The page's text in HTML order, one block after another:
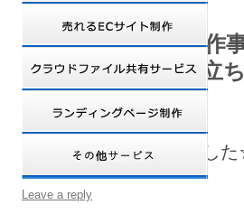
オビタスター 制作
得情報、お役立
紅葉狩りに行ってきまし
Leave a reply